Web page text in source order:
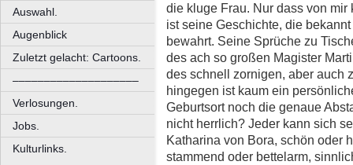
Auswahl.
Augenblick
Zuletzt gelacht: Cartoons.
––––––––––––––––––––
Verlosungen.
Jobs.
Kulturlinks.
die kluge Frau. Nur dass von
ist seine Geschichte, die
bewahrt. Seine Sprüche zu
des ach so großen Magister
des schnell zornigen, aber auch
hingegen ist kaum ein
Geburtsort noch die genaue
nicht herrlich? Jeder kann sich
Katharina von Bora, schön oder
stammend oder bettelarm,